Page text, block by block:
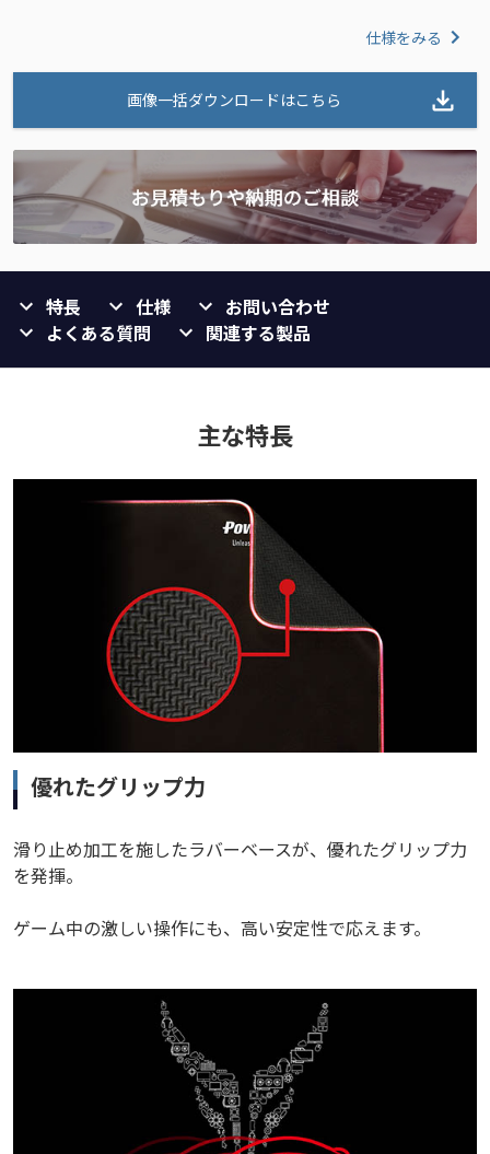
仕様をみる
画像一括ダウンロードはこちら
特長 仕様
お問い合わせ
よくある質問
関連する製品
主な特長
優れたグリップ力
滑り止め加工を施したラバーベースが、優れたグリップ力
を発揮。
ゲーム中の激しい操作にも、高い安定性で応えます。